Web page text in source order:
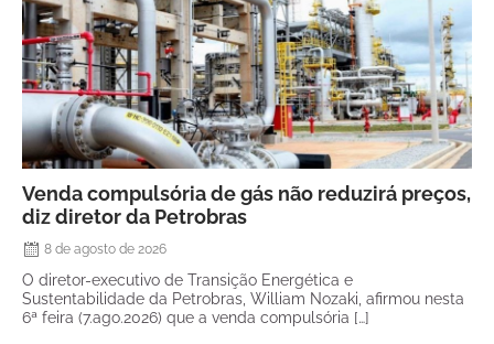
Venda compulsória de gás não reduzirá preços,
diz diretor da Petrobras
8 de agosto de 2026
O diretor-executivo de Transição Energética e
Sustentabilidade da Petrobras, William Nozaki, afirmou nesta
6ª feira (7.ago.2026) que a venda compulsória […]